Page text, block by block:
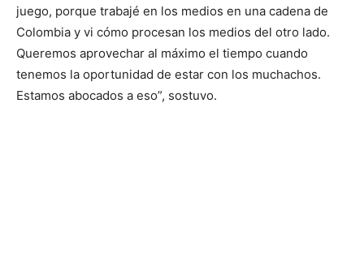
juego, porque trabajé en los medios en una cadena de
Colombia y vi cómo procesan los medios del otro lado.
Queremos aprovechar al máximo el tiempo cuando
tenemos la oportunidad de estar con los muchachos.
Estamos abocados a eso”, sostuvo.